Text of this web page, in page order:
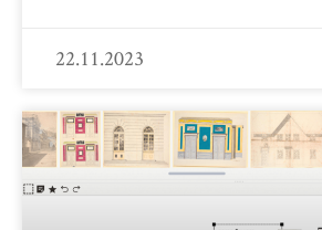
22.11.2023